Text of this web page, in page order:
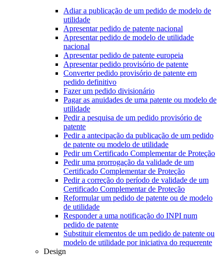
Adiar a publicação de um pedido de modelo de
utilidade
Apresentar pedido de patente nacional
Apresentar pedido de modelo de utilidade
nacional
Apresentar pedido de patente europeia
Apresentar pedido provisório de patente
Converter pedido provisório de patente em
pedido definitivo
Fazer um pedido divisionário
Pagar as anuidades de uma patente ou modelo de
utilidade
Pedir a pesquisa de um pedido provisório de
patente
Pedir a antecipação da publicação de um pedido
de patente ou modelo de utilidade
Pedir um Certificado Complementar de Proteção
Pedir uma prorrogação da validade de um
Certificado Complementar de Proteção
Pedir a correção do período de validade de um
Certificado Complementar de Proteção
Reformular um pedido de patente ou de modelo
de utilidade
Responder a uma notificação do INPI num
pedido de patente
Substituir elementos de um pedido de patente ou
modelo de utilidade por iniciativa do requerente
Design